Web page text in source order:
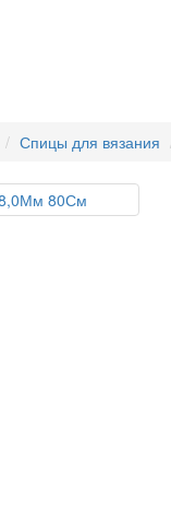
Спицы для вязания